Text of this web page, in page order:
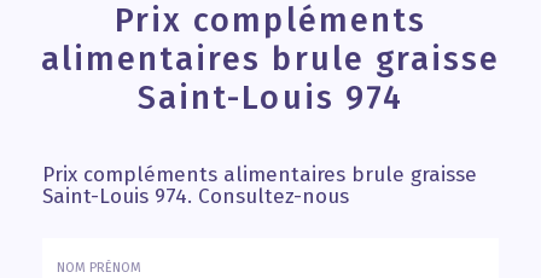
Prix compléments
alimentaires brule graisse
Saint-Louis 974
Prix compléments alimentaires brule graisse
Saint-Louis 974. Consultez-nous